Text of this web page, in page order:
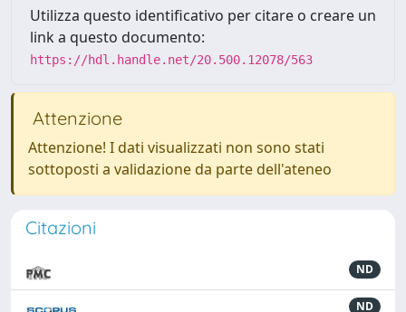
Utilizza questo identificativo per citare o creare un
link a questo documento:
https://hdl.handle.net/20.500.12078/563
Attenzione
Attenzione! I dati visualizzati non sono stati
sottoposti a validazione da parte dell'ateneo
Citazioni
ND
ND